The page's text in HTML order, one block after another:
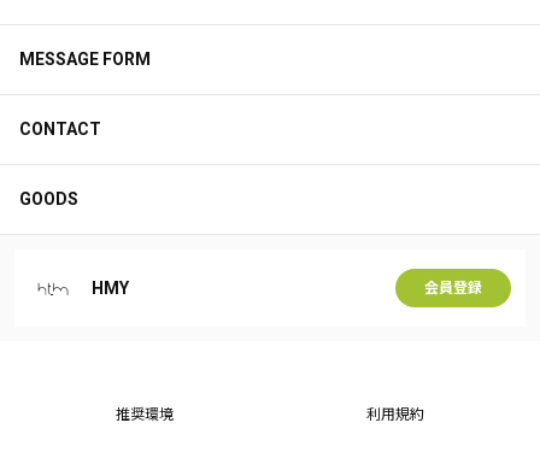
MESSAGE FORM
CONTACT
GOODS
HMY 会員登録
推奨環境 利用規約